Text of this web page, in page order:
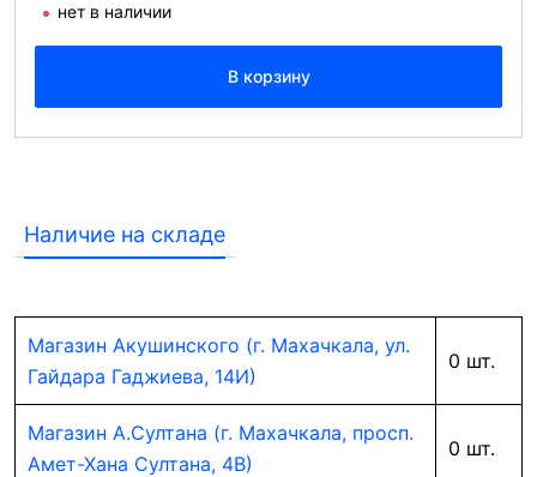
нет в наличии
В корзину
Наличие на складе
Магазин Акушинского (г. Махачкала, ул.
Гайдара Гаджиева, 14И)
0 шт.
Магазин А.Султана (г. Махачкала, просп.
Амет-Хана Султана, 4В)
0 шт.